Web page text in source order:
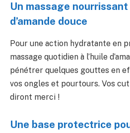
Un massage nourrissant
d’amande douce
Pour une action hydratante en
massage quotidien à l’huile
pénétrer quelques gouttes en
vos ongles et pourtours. Vos
diront merci !
Une base protectrice